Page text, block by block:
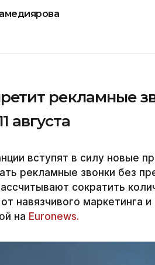
рекламные
августа
вступят в силу новые
рекламные звонки без
сократить
навязчивого маркетинга
на Euronews.